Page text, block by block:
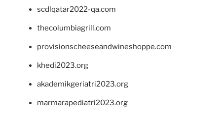
scdlqatar2022-qa.com
thecolumbiagrill.com
provisionscheeseandwineshoppe.com
khedi2023.org
akademikgeriatri2023.org
marmarapediatri2023.org